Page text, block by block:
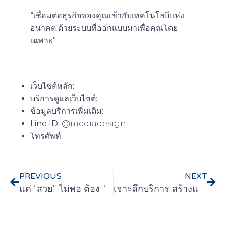
“เชื่อมต่อธุรกิจของคุณเข้ากับเทคโนโลยีแห่ง
อนาคต ด้วยระบบที่ออกแบบมาเพื่อคุณโดย
เฉพาะ”
เว็บไซต์หลัก:
บริการดูแลเว็บไซต์:
ข้อมูลบริการเพิ่มเติม:
Line ID: @mediadesign
โทรศัพท์:
PREVIOUS
แค่ “สวย” ไม่พอ ต้อง “เร็ว” และ “รู้ใจ”: มาตรฐานใหม่ของ Web Design ที่ธุรกิจต้องมีในปีนี้
NEXT
เจาะลึกบริการ สร้างและพัฒนาระบบ เว็บไซต์องค์กรแบบดูแลครบวงจร จบในที่เดียวกับมืออาชีพ